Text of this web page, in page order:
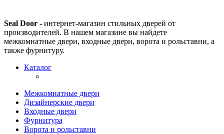
Seal Door - интернет-магазин стильных дверей от
производителей. В нашем магазине вы найдете
межкомнатные двери, входные двери, ворота и рольставни, а
также фурнитуру.
Каталог
Межкомнатные двери
Дизайнерские двери
Входные двери
Фурнитура
Ворота и рольставни